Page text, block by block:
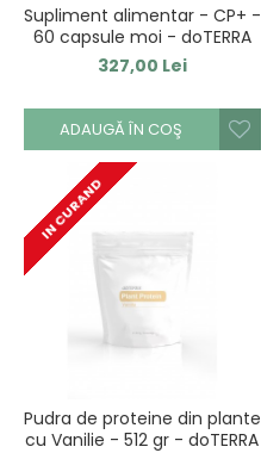
Supliment alimentar - CP+ -
60 capsule moi - doTERRA
327,00 Lei
ADAUGĂ ÎN COŞ
IN CURAND
Pudra de proteine din plante
cu Vanilie - 512 gr - doTERRA